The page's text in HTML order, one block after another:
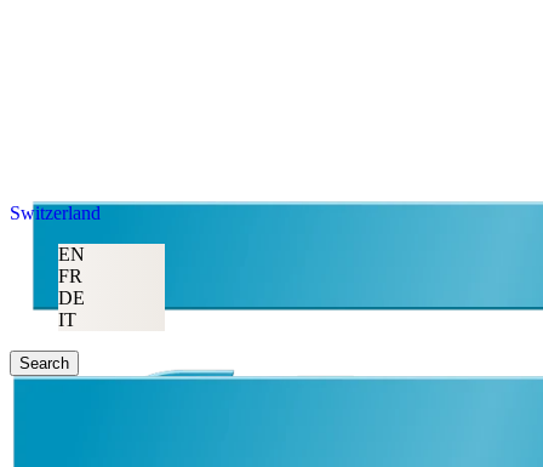
Switzerland
EN
FR
DE
IT
Search